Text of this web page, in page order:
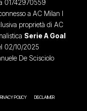
01742970559
a AC Milan I
proprietà di AC
Serie A Goal
02/10/2025
De Scisciolo
POLICY DISCLAIMER